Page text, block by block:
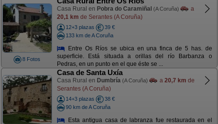
8 Fotos
Casa Rural en Pobra do Caramiñal (A Coruña)
a
20,1 km de Serantes (A Coruña)
12+3 plazas
39 €
133 km de A Coruña
Entre Os Ríos se ubica en una finca de 5 has. de
superficie. Está situada a orillas del río Barbanza o
Pedras, en un punto en el que éste se ...
Casa de Santa Uxía
Casa Rural en Dumbría (A Coruña) a 20,7 km de
Serantes (A Coruña)
14+3 plazas
38 €
90 km de A Coruña
Esta antigua casa de labranza fue restaurada en el